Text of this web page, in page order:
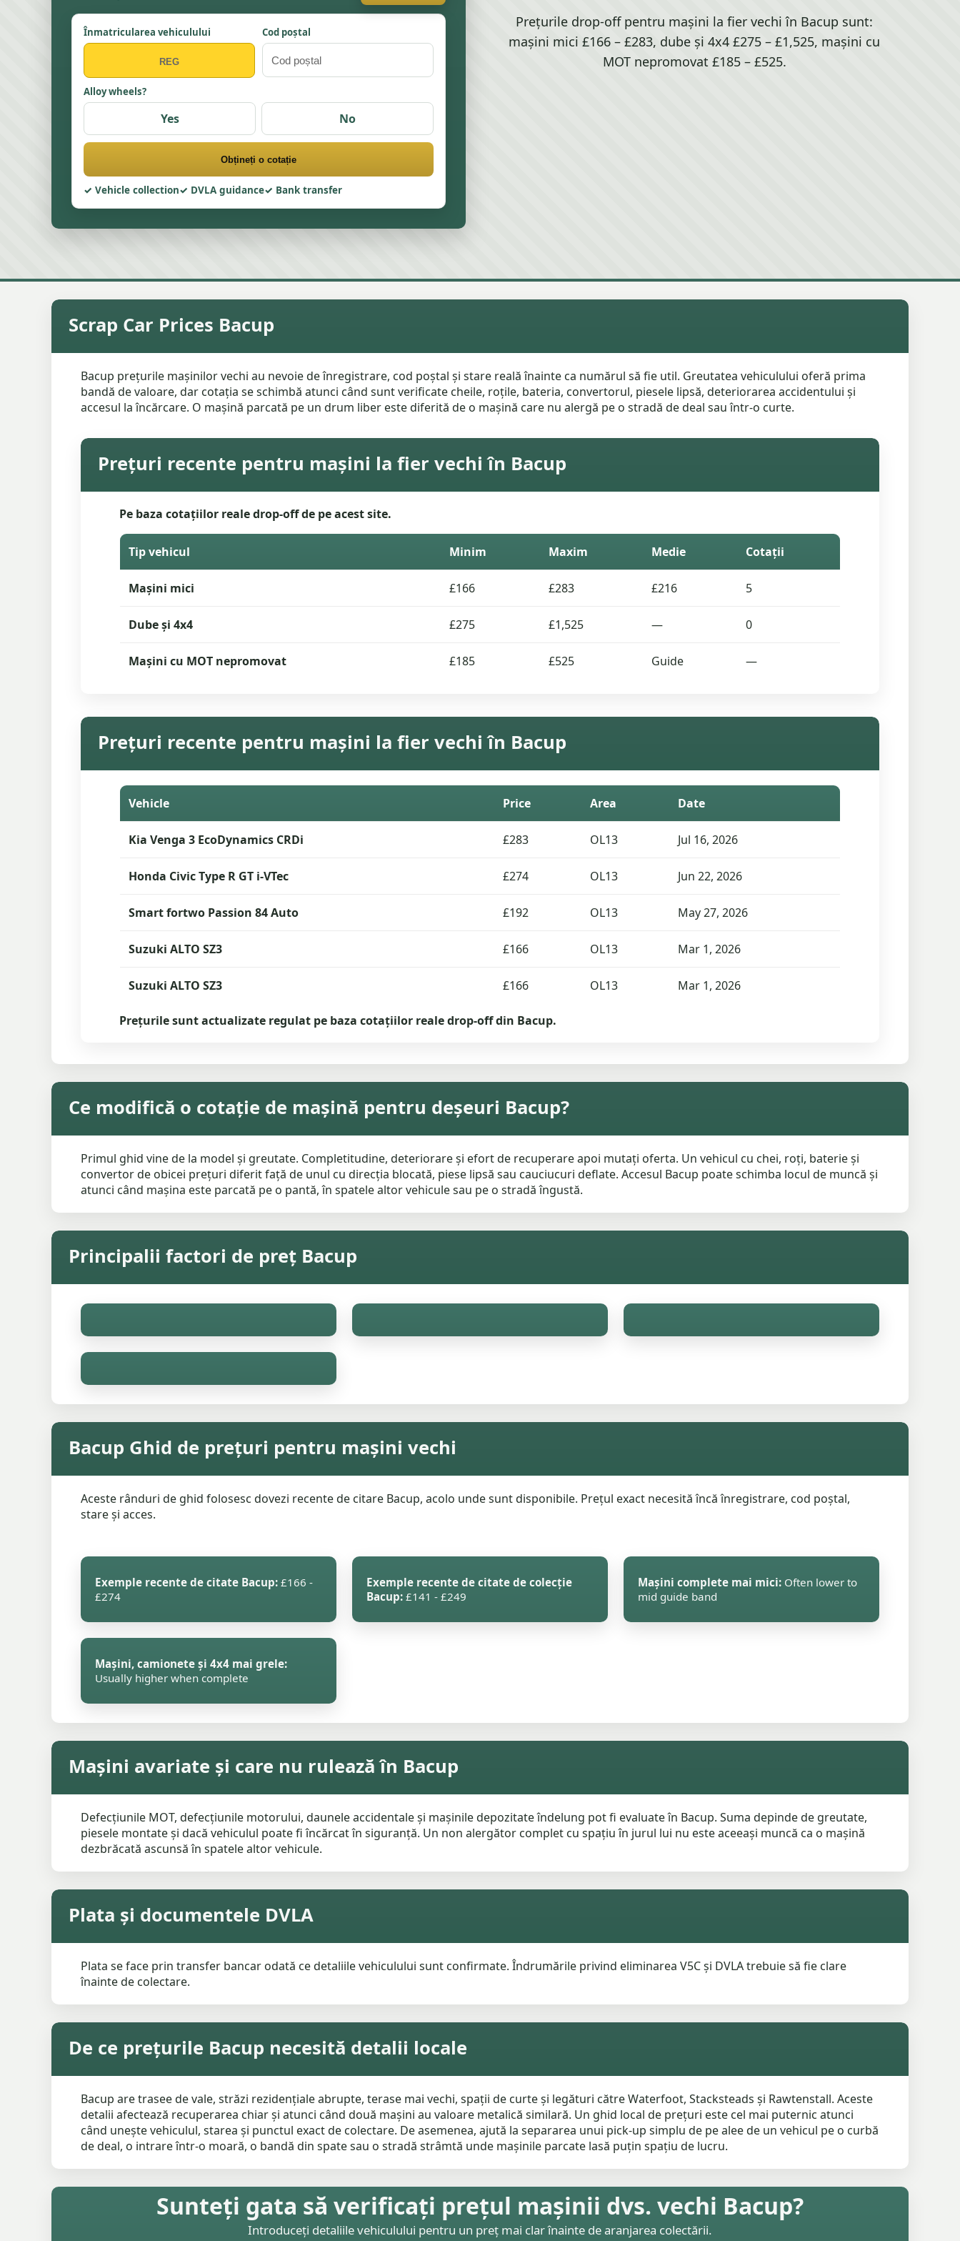
Înmatricularea vehiculului Cod poștal
Alloy wheels?
Yes No
Obțineți o cotație
Vehicle collection DVLA guidance Bank transfer
Prețurile drop-off pentru mașini la fier vechi în Bacup sunt:
mașini mici £166 – £283, dube și 4x4 £275 – £1,525, mașini cu
MOT nepromovat £185 – £525.
Scrap Car Prices Bacup
Bacup prețurile mașinilor vechi au nevoie de înregistrare, cod poștal și stare reală înainte ca numărul să fie util. Greutatea vehiculului oferă prima
bandă de valoare, dar cotația se schimbă atunci când sunt verificate cheile, roțile, bateria, convertorul, piesele lipsă, deteriorarea accidentului și
accesul la încărcare. O mașină parcată pe un drum liber este diferită de o mașină care nu alergă pe o stradă de deal sau într-o curte.
Prețuri recente pentru mașini la fier vechi în Bacup
Pe baza cotațiilor reale drop-off de pe acest site.
Tip vehicul Minim Maxim Medie Cotații
Mașini mici £166 £283 £216 5
Dube și 4x4 £275 £1,525 — 0
Mașini cu MOT nepromovat £185 £525 Guide —
Prețuri recente pentru mașini la fier vechi în Bacup
Vehicle Price Area Date
Kia Venga 3 EcoDynamics CRDi £283 OL13 Jul 16, 2026
Honda Civic Type R GT i-VTec £274 OL13 Jun 22, 2026
Smart fortwo Passion 84 Auto £192 OL13 May 27, 2026
Suzuki ALTO SZ3 £166 OL13 Mar 1, 2026
Suzuki ALTO SZ3 £166 OL13 Mar 1, 2026
Prețurile sunt actualizate regulat pe baza cotațiilor reale drop-off din Bacup.
Ce modifică o cotație de mașină pentru deșeuri Bacup?
Primul ghid vine de la model și greutate. Completitudine, deteriorare și efort de recuperare apoi mutați oferta. Un vehicul cu chei, roți, baterie și
convertor de obicei prețuri diferit față de unul cu direcția blocată, piese lipsă sau cauciucuri deflate. Accesul Bacup poate schimba locul de muncă și
atunci când mașina este parcată pe o pantă, în spatele altor vehicule sau pe o stradă îngustă.
Principalii factori de preț Bacup
Bacup Ghid de prețuri pentru mașini vechi
Aceste rânduri de ghid folosesc dovezi recente de citare Bacup, acolo unde sunt disponibile. Prețul exact necesită încă înregistrare, cod poștal,
stare și acces.
Exemple recente de citate Bacup: £166 -
£274
Exemple recente de citate de colecție
Bacup: £141 - £249
Mașini complete mai mici: Often lower to
mid guide band
Mașini, camionete și 4x4 mai grele:
Usually higher when complete
Mașini avariate și care nu rulează în Bacup
Defecțiunile MOT, defecțiunile motorului, daunele accidentale și mașinile depozitate îndelung pot fi evaluate în Bacup. Suma depinde de greutate,
piesele montate și dacă vehiculul poate fi încărcat în siguranță. Un non alergător complet cu spațiu în jurul lui nu este aceeași muncă ca o mașină
dezbrăcată ascunsă în spatele altor vehicule.
Plata și documentele DVLA
Plata se face prin transfer bancar odată ce detaliile vehiculului sunt confirmate. Îndrumările privind eliminarea V5C și DVLA trebuie să fie clare
înainte de colectare.
De ce prețurile Bacup necesită detalii locale
Bacup are trasee de vale, străzi rezidențiale abrupte, terase mai vechi, spații de curte și legături către Waterfoot, Stacksteads și Rawtenstall. Aceste
detalii afectează recuperarea chiar și atunci când două mașini au valoare metalică similară. Un ghid local de prețuri este cel mai puternic atunci
când unește vehiculul, starea și punctul exact de colectare. De asemenea, ajută la separarea unui pick-up simplu de pe alee de un vehicul pe o curbă
de deal, o intrare într-o moară, o bandă din spate sau o stradă strâmtă unde mașinile parcate lasă puțin spațiu de lucru.
Sunteți gata să verificați prețul mașinii dvs. vechi Bacup?
Introduceți detaliile vehiculului pentru un preț mai clar înainte de aranjarea colectării.